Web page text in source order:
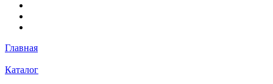
Главная
Каталог